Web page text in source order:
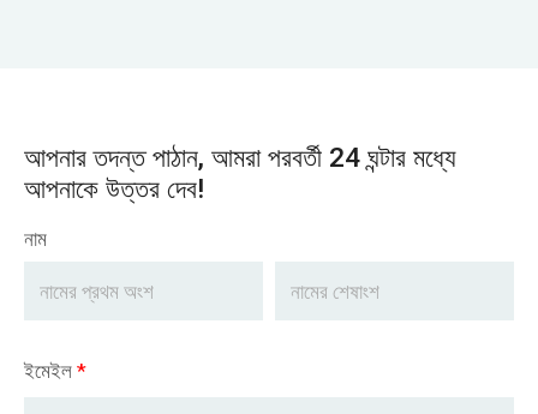
আপনার তদন্ত পাঠান, আমরা পরবর্তী 24 ঘন্টার মধ্যে
আপনাকে উত্তর দেব!
নাম
ইমেইল*